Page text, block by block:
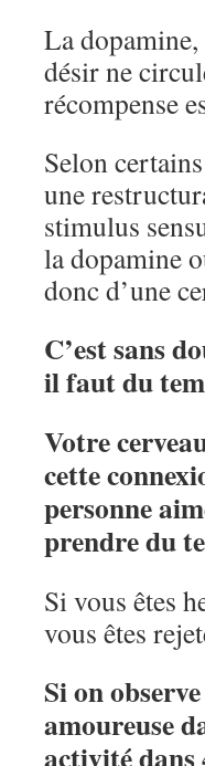
La
désir ne
récompense
Selon
une
stimulus
la dopamine
donc d’une
C’est sans
il faut du
Votre
cette
personne
prendre du
Si vous êtes
vous êtes
Si on
amoureuse
activité dans